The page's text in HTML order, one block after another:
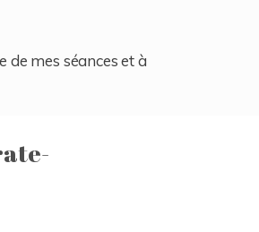
mes séances et à